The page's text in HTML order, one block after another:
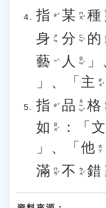
指
ㄓˇ 某 ㄇㄡˇ 種
身 ㄕㄣ 分 ㄈㄣˋ 的 ˙
藝
ㄧˋ 人 ㄖㄣˊ
」、「 主 ㄓㄨˇ
指
ㄓˇ 品 ㄆㄧㄣˇ 格
如 ㄖㄨˊ ：「 文
」、「 他 ㄊㄚ
滿 ㄇㄢˇ 不 ㄅㄨˊ 錯